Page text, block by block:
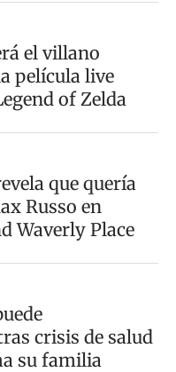
el villano
película live
of Zelda
que quería
Russo en
Waverly Place
crisis de salud
su familia